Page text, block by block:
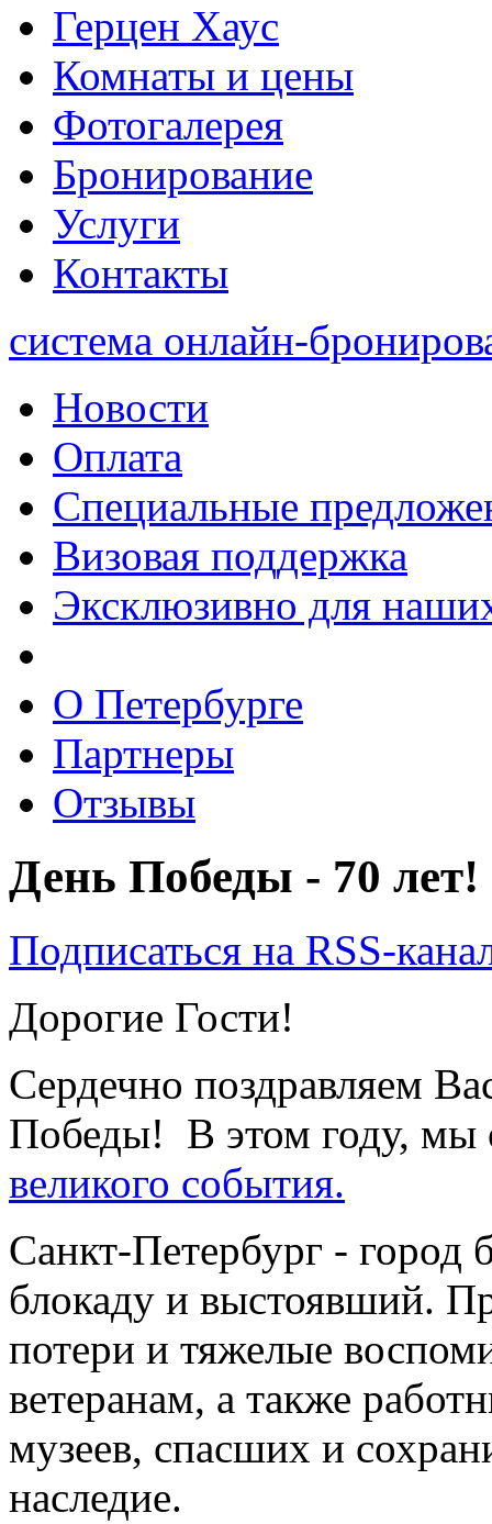
Герцен Хаус
Комнаты и цены
Фотогалерея
Бронирование
Услуги
Контакты
система онлайн-
Новости
Оплата
Специальные
Визовая поддержка
Эксклюзивно для
О Петербурге
Партнеры
Отзывы
День Победы - 70 лет!
Подписаться на RSS-
Дорогие Гости!
Сердечно поздравляем
Победы! В этом году, мы
великого события.
Санкт-Петербург -
блокаду и выстоявший.
потери и тяжелые
ветеранам, а также
музеев, спасших и
наследие.